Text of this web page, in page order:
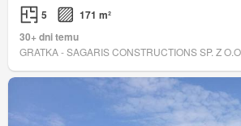
5
171 m²
30+ dni temu
GRATKA - SAGARIS CONSTRUCTIONS SP. Z